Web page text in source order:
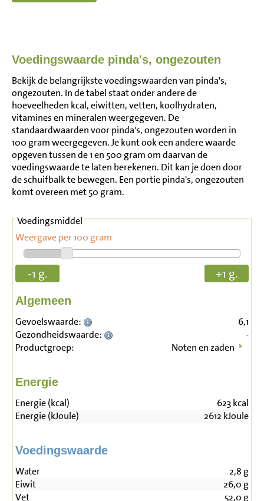
Voedingswaarde pinda's, ongezouten
Bekijk de belangrijkste voedingswaarden van pinda's,
ongezouten. In de tabel staat onder andere de
hoeveelheden kcal, eiwitten, vetten, koolhydraten,
vitamines en mineralen weergegeven. De
standaardwaarden voor pinda's, ongezouten worden in
100 gram weergegeven. Je kunt ook een andere waarde
opgeven tussen de 1 en 500 gram om daarvan de
voedingswaarde te laten berekenen. Dit kan je doen door
de schuifbalk te bewegen. Een portie pinda's, ongezouten
komt overeen met 50 gram.
Voedingsmiddel
Weergave per 100 gram
-1 g. +1 g.
Algemeen
Gevoelswaarde:
6,1
Gezondheidswaarde:
-
Productgroep:
Noten en zaden
Energie
Energie (kcal) 623kcal
Energie (kJoule)
2612 kJoule
Voedingswaarde
Water 2,8 g
Eiwit
26,0 g
Vet
52,0 g